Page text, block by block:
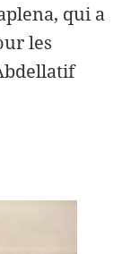
qui a
les